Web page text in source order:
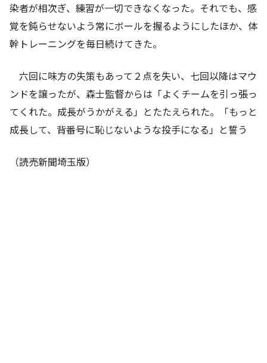
染者が相次ぎ、練習が一切できなくなった。それでも、感
覚を鈍らせないよう常にボールを握るようにしたほか、体
幹トレーニングを毎日続けてきた。
六回に味方の失策もあって２点を失い、七回以降はマウ
ンドを譲ったが、森士監督からは「よくチームを引っ張っ
てくれた。成長がうかがえる」とたたえられた。「もっと
成長して、背番号に恥じないような投手になる」と誓う
（読売新聞埼玉版）